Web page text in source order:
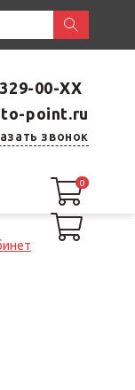
00-XX
point.ru
звонок
0
0